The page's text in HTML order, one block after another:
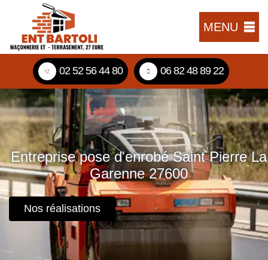
MENU
02 52 56 44 80 06 82 48 89 22
Entreprise pose d'enrobé Saint Pierre La
Garenne 27600
Nos réalisations